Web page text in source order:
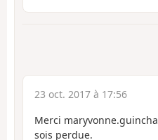
23 oct. 2017 à 17:56
Merci
sois perdue.